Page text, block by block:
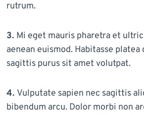
rutrum.
3. Mi eget mauris pharetra et
aenean euismod. Habitasse
sagittis purus sit amet volutpat.
4. Vulputate sapien nec sagittis
bibendum arcu. Dolor morbi non